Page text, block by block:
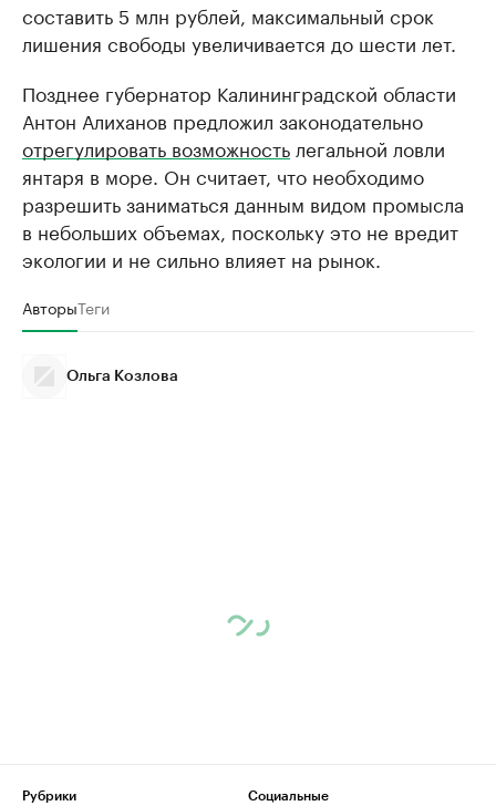
составить 5 млн рублей, максимальный срок
лишения свободы увеличивается до шести лет.
Позднее губернатор Калининградской области
Антон Алиханов предложил законодательно
отрегулировать возможность легальной ловли
янтаря в море. Он считает, что необходимо
разрешить заниматься данным видом промысла
в небольших объемах, поскольку это не вредит
экологии и не сильно влияет на рынок.
АвторыТеги
Ольга Козлова
Рубрики
Социальные